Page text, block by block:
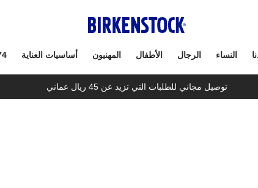
النساء الرجال الأطفال المهنيون أساسيات العناية
توصيل مجاني للطلبات التي تزيد عن 45 ريال عماني